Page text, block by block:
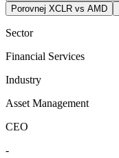
Porovnej XCLR vs AMD
Sector
Financial Services
Industry
Asset Management
CEO
-